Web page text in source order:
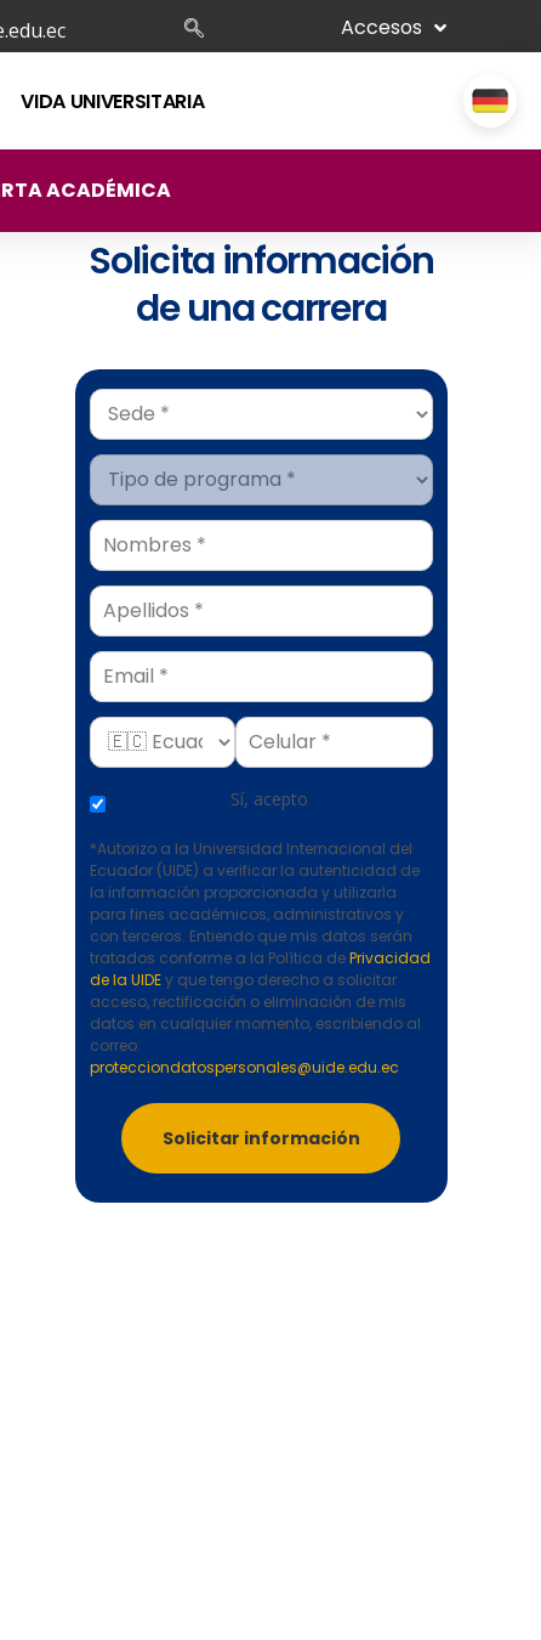
Accesos
VIDA UNIVERSITARIA
ACADÉMICA
Solicita información
de una carrera
Email
Sí, acepto
*Autorizo a la Universidad Internacional del
Ecuador (UIDE) a verificar la autenticidad de
la información proporcionada y utilizarla
para fines académicos, administrativos y
con terceros. Entiendo que mis datos serán
tratados conforme a la Política dePrivacidad
de la UIDEy que tengo derecho a solicitar
acceso, rectificación o eliminación de mis
datos en cualquier momento, escribiendo al
correo:
protecciondatospersonales@uide.edu.ec
Solicitar información